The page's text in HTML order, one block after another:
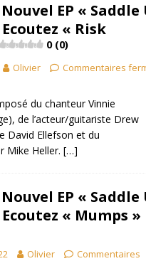
EP « Saddle
« Risk
0 (0)
Olivier Commentaires
du chanteur Vinnie
de l’acteur/guitariste Drew
David Ellefson et du
Mike Heller. […]
EP « Saddle
« Mumps »
Olivier
Commentaires